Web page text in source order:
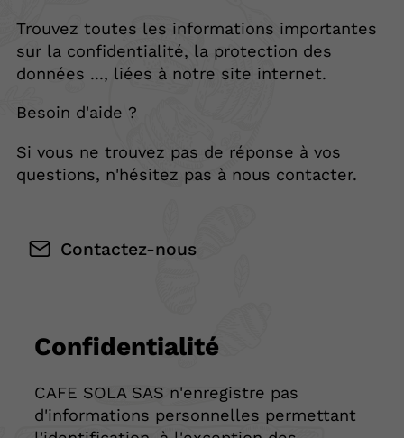
Trouvez toutes les informations importantes
sur la confidentialité, la protection des
données ..., liées à notre site internet.
Besoin d'aide ?
Si vous ne trouvez pas de réponse à vos
questions, n'hésitez pas à nous contacter.
Contactez-nous
Confidentialité
CAFE SOLA SAS n'enregistre pas
d'informations personnelles permettant